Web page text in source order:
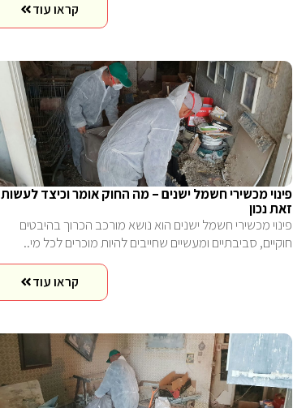
קראו עוד
פינוי מכשירי חשמל ישנים – מה החוק אומר וכיצד לעשות
זאת נכון
פינוי מכשירי חשמל ישנים הוא נושא מורכב הכרוך בהיבטים
חוקיים, סביבתיים ומעשיים שחייבים להיות מוכרים לכל מי..
קראו עוד